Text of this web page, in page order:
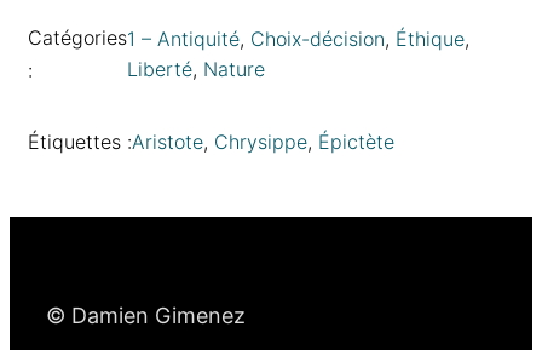
Catégories
:
1 – Antiquité, Choix-décision, Éthique
Liberté, Nature
Étiquettes :Aristote, Chrysippe, Épictète
© Damien Gimenez